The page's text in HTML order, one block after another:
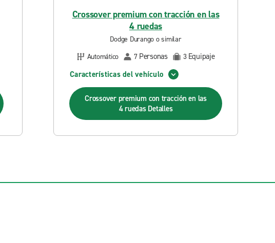
Crossover premium con tracción en las
4 ruedas
Dodge Durango o similar
Automático
7 Personas 3 Equipaje
Características del vehículo
Crossover premium con tracción en las
4 ruedas Detalles